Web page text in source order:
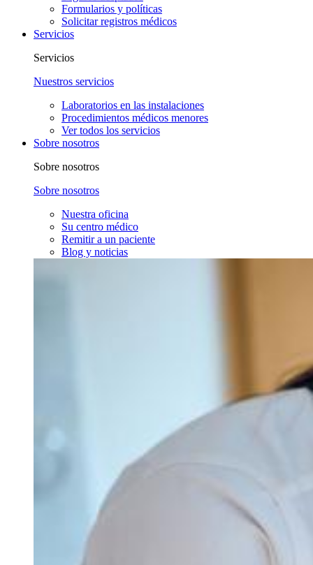
Formularios y políticas
Solicitar registros médicos
Servicios
Servicios
Nuestros servicios
Laboratorios en las instalaciones
Procedimientos médicos menores
Ver todos los servicios
Sobre nosotros
Sobre nosotros
Sobre nosotros
Nuestra oficina
Su centro médico
Remitir a un paciente
Blog y noticias